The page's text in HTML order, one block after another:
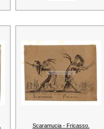
Scaramucia - Fricasso.